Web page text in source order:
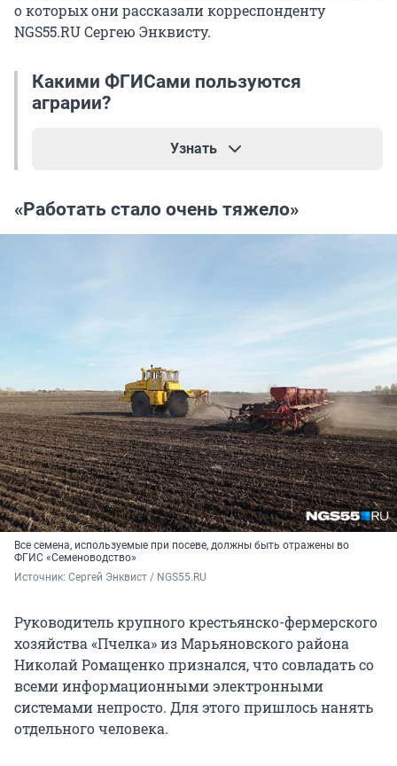
о которых они рассказали корреспонденту
NGS55.RU Сергею Энквисту.
Какими ФГИСами пользуются
аграрии?
Узнать
государственных информационных систем, в
которых вынуждены регистрироваться и
ФГИС «Сатурн» — система отслеживает
выпуск, продажу и применение
пестицидов на полях. Это гербициды,
применяемые для защиты растений от
сорняков, фунгициды (защита от болезней)
и инсектициды (защита от вредителей).
Также в «Сатурн» вносятся сведения о
применяемых на культурах минеральных
удобрениях;
ФГИС «Семеноводство» призвано
контролировать производство и
отслеживаются все перемещения
семенного материала;
ФГИС «Зерно» отслеживает производство,
хранение и реализацию зерновых и
зернобобовых культур. В систему вносятся
сведения об объемах производства,
«Работать стало очень тяжело»
Все семена, используемые при посеве, должны быть отражены во
ФГИС «Семеноводство»
Источник: Сергей Энквист / NGS55.RU
Руководитель крупного крестьянско-фермерского
хозяйства «Пчелка» из Марьяновского района
Николай Ромащенко признался, что совладать со
всеми информационными электронными
системами непросто. Для этого пришлось нанять
отдельного человека.